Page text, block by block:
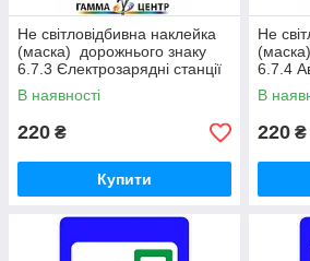
Не світловідбивна наклейка
(маска) дорожнього знаку
6.7.3 Єлектрозарядні станції
В наявності
220 ₴
Купити
Не
6.7.4
В
220 ₴